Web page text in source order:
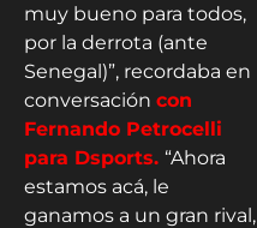
muy bueno para todos,
por la derrota (ante
Senegal)”, recordaba en
conversación con
Fernando Petrocelli
para Dsports. “Ahora
estamos acá, le
ganamos a un gran rival,